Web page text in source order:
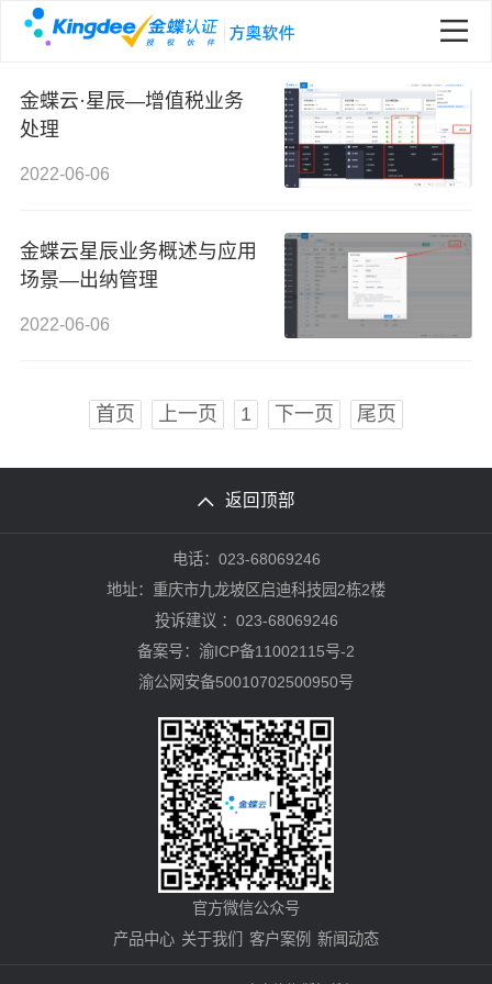
金蝶云·星辰—增值税业务
处理
2022-06-06
金蝶云星辰业务概述与应用
场景—出纳管理
2022-06-06
首页 上一页 1 下一页 尾页
返回顶部
电话：023-68069246
地址：重庆市九龙坡区启迪科技园2栋2楼
投诉建议 ：023-68069246
备案号： 渝ICP备11002115号-2
渝公网安备50010702500950号
官方微信公众号
产品中心 关于我们 客户案例 新闻动态